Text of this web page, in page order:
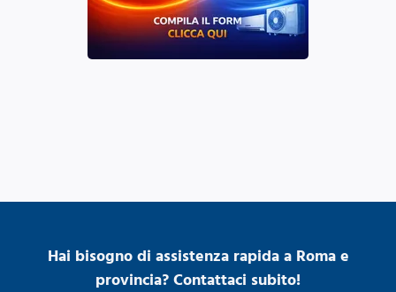
Hai bisogno di assistenza rapida a Roma e
provincia? Contattaci subito!